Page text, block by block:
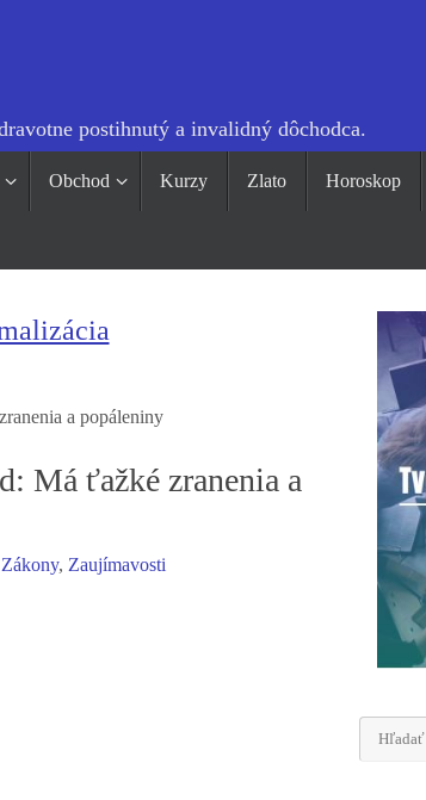
postihnutý a invalidný dôchodca.
Obchod Kurzy Zlato Horoskop
a popáleniny
Má ťažké zranenia a
Zákony,Zaujímavosti
Hľadať: